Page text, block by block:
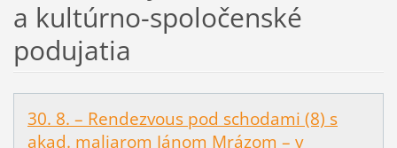
a kultúrno-spoločenské
podujatia
30. 8. – Rendezvous pod schodami (8) s
akad. maliarom Jánom Mrázom – v